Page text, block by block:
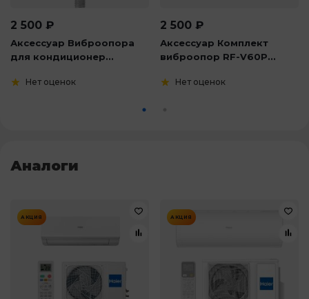
2 500 ₽
Аксессуар Виброопора
для кондиционер...
Нет оценок
2 500 ₽
Аксессуар Комплект
виброопор RF-V60P...
Нет оценок
Аналоги
АКЦИЯ АКЦИЯ